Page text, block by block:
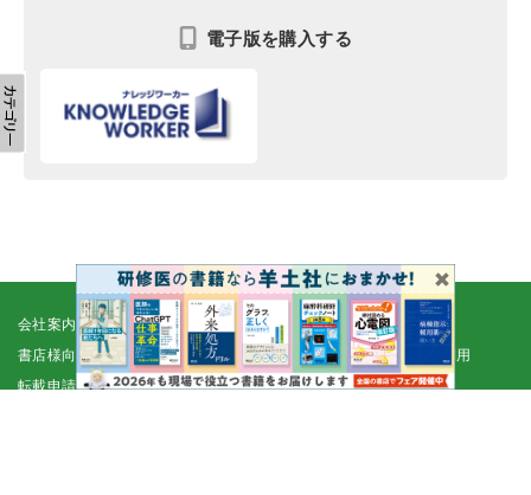
電子版を購入する
会社案内 採用情報 取扱書店一覧
電子書籍
書店様向け
広告掲載 正誤表・更新情報
コンテンツ利用
転載申請
プライバシーポリシー
羊土社会員規約